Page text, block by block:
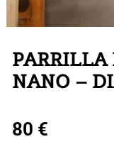
PARRILLA
NANO –
80 €